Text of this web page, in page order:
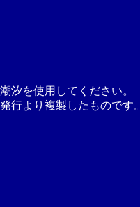
汐を使用してください。
行より複製したものです。